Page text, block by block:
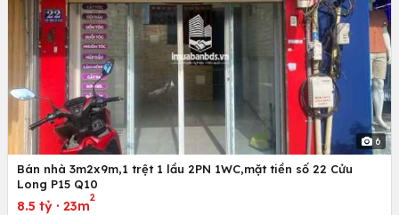
6
Bán nhà 3m2x9m,1 trệt 1 lầu 2PN 1WC,mặt tiền số 22 Cửu
Long P15 Q10
8.5 tỷ · 23m
2